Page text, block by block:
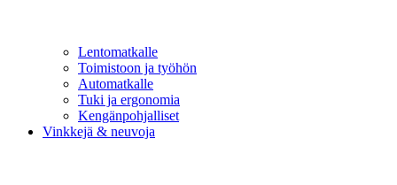
Lentomatkalle
Toimistoon ja työhön
Automatkalle
Tuki ja ergonomia
Kengänpohjalliset
Vinkkejä & neuvoja